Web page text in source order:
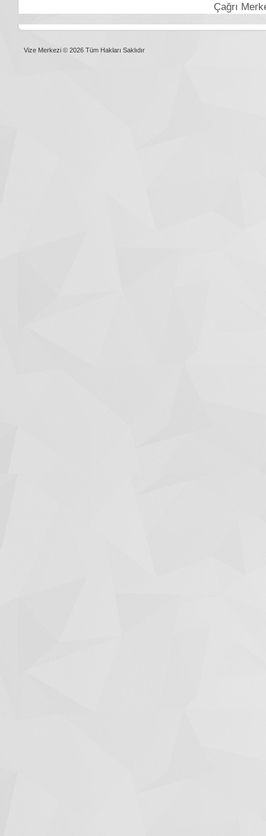
Çağrı
Vize Merkezi © 2026 Tüm Hakları Saklıdır